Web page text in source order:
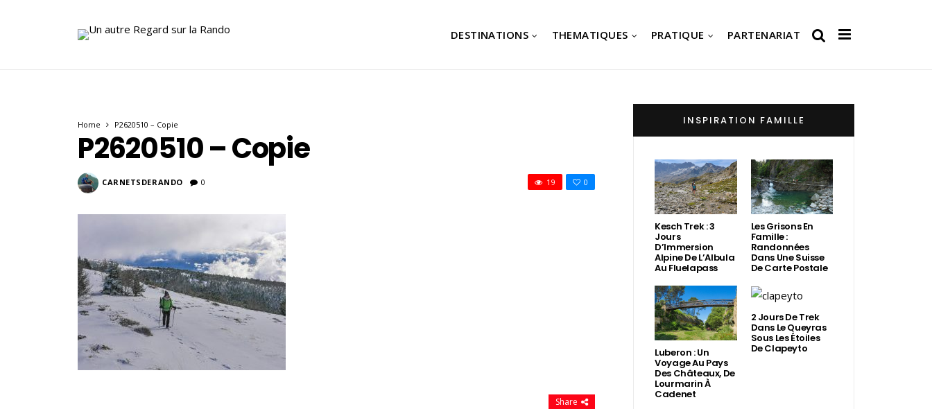
DESTINATIONS THEMATIQUES PRATIQUE PARTENARIAT
Home P2620510 – Copie
P2620510 – Copie
CARNETSDERANDO 0 0
19
Share
INSPIRATION FAMILLE
Kesch Trek : 3
Jours
D’Immersion
Alpine De L’Albula
Au Fluelapass
Les Grisons En
Famille :
Randonnées
Dans Une Suisse
De Carte Postale
Luberon : Un
Voyage Au Pays
Des Châteaux, De
Lourmarin À
Cadenet
2 Jours De Trek
Dans Le Queyras
Sous Les Étoiles
De Clapeyto